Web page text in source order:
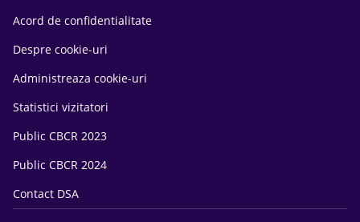
Acord de confidentialitate
Despre cookie-uri
Administreaza cookie-uri
Statistici vizitatori
Public CBCR 2023
Public CBCR 2024
Contact DSA